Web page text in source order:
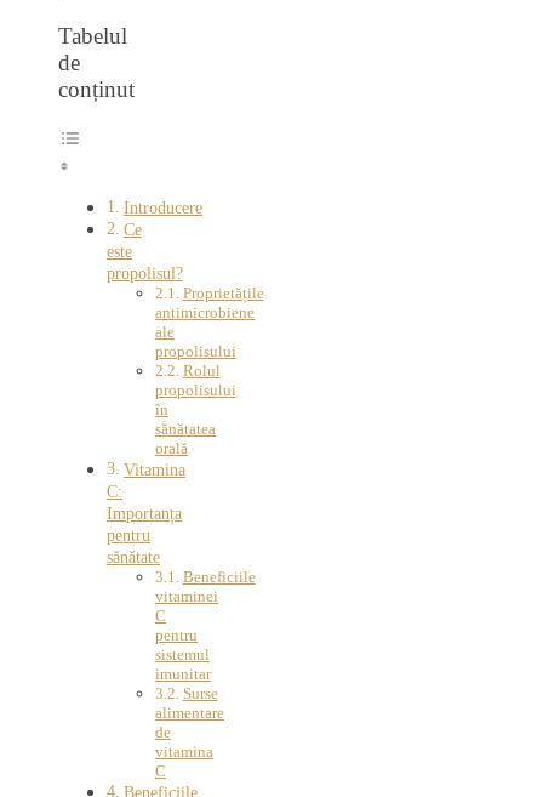
Tabelul
de
conținut
Introducere
Ce
este
propolisul?
Proprietățile
antimicrobiene
ale
propolisului
Rolul
propolisului
în
sănătatea
orală
Vitamina
C:
Importanța
pentru
sănătate
Beneficiile
vitaminei
C
pentru
sistemul
imunitar
Surse
alimentare
de
vitamina
C
Beneficiile